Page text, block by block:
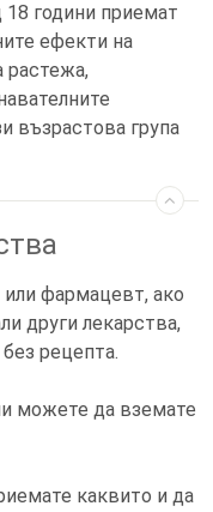
години приемат
ефекти на
растежа,
възрастова група
фармацевт, ако
други лекарства,
рецепта.
можете да вземате
каквито и да